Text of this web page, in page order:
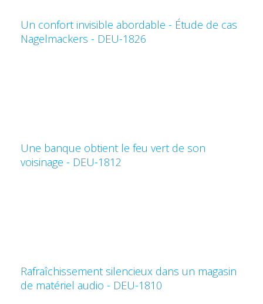
Un confort invisible abordable - Étude de cas
Nagelmackers - DEU-1826
Une banque obtient le feu vert de son
voisinage - DEU-1812
Rafraîchissement silencieux dans un magasin
de matériel audio - DEU-1810